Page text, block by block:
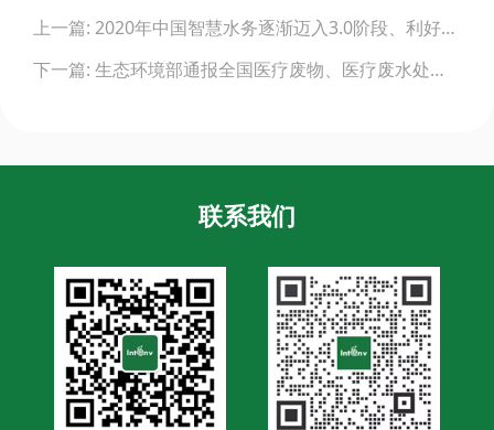
navigation
上一篇: 2020年中国智慧水务逐渐迈入3.0阶段、利好政策推动智慧化进程
下一篇: 生态环境部通报全国医疗废物、医疗废水处置和环境监测情况(截至5月9日)
联系我们